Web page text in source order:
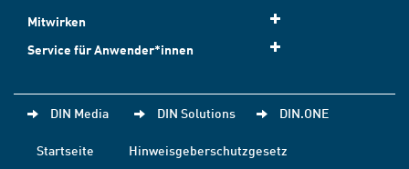
Mitwirken
Service für Anwender*innen
DIN Media DIN Solutions DIN.ONE
Startseite
Hinweisgeberschutzgesetz